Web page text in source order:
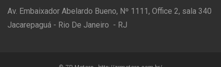
Av. Embaixador Abelardo Bueno, Nº 1111, Office 2, sala 340
Jacarepaguá - Rio De Janeiro - RJ